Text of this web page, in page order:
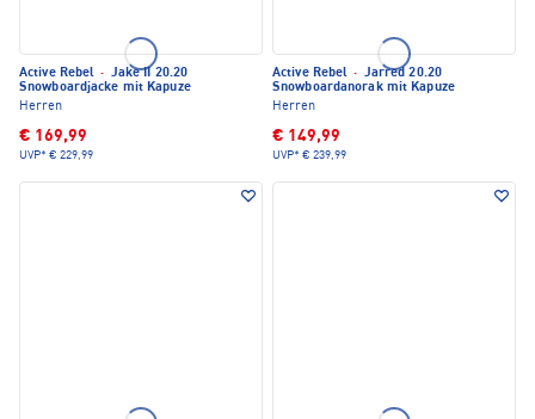
Active Rebel · Jake II 20.20
Snowboardjacke mit Kapuze
Herren
€ 169,99
UVP* € 229,99
Active Rebel · Jarred 20.20
Snowboardanorak mit Kapuze
Herren
€ 149,99
UVP* € 239,99